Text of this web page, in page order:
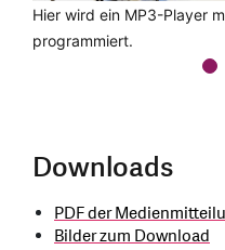
Hier wird ein MP3-Player
programmiert.
Spielerisch eine Siedlung
Raumplanungs-Workshop
Beim Seitenwechsel
in die Rolle von Software-
Downloads
PDF der
Bilder zum Download